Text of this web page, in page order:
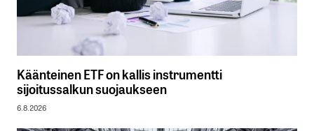
Käänteinen ETF on kallis instrumentti
sijoitussalkun suojaukseen
6.8.2026